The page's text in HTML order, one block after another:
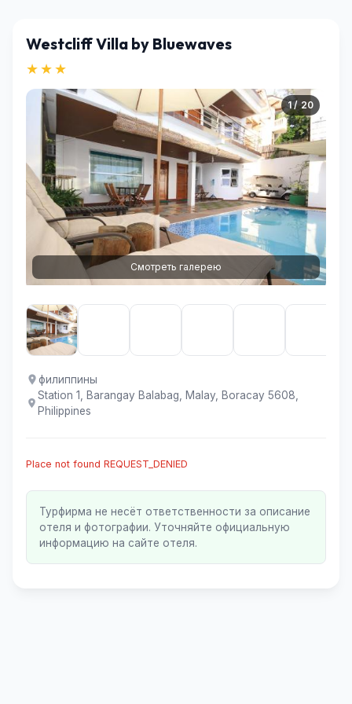
Westcliff Villa by Bluewaves
★★★
1 / 20
Смотреть галерею
филиппины
Station 1, Barangay Balabag, Malay, Boracay 5608,
Philippines
Place not found REQUEST_DENIED
Турфирма не несёт ответственности за описание
отеля и фотографии. Уточняйте официальную
информацию на сайте отеля.